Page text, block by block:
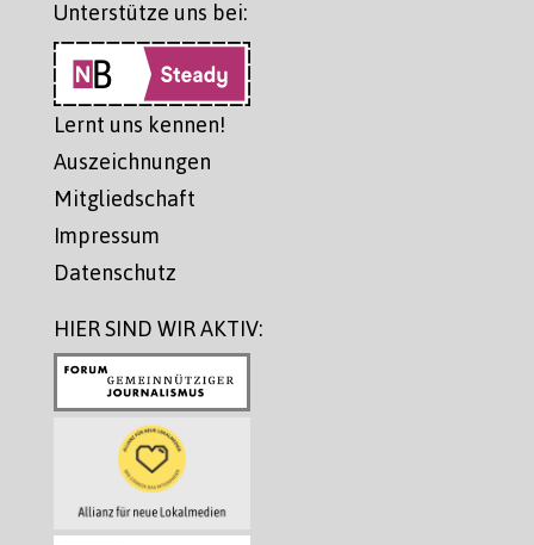
Unterstütze uns bei:
Lernt uns kennen!
Auszeichnungen
Mitgliedschaft
Impressum
Datenschutz
HIER SIND WIR AKTIV: